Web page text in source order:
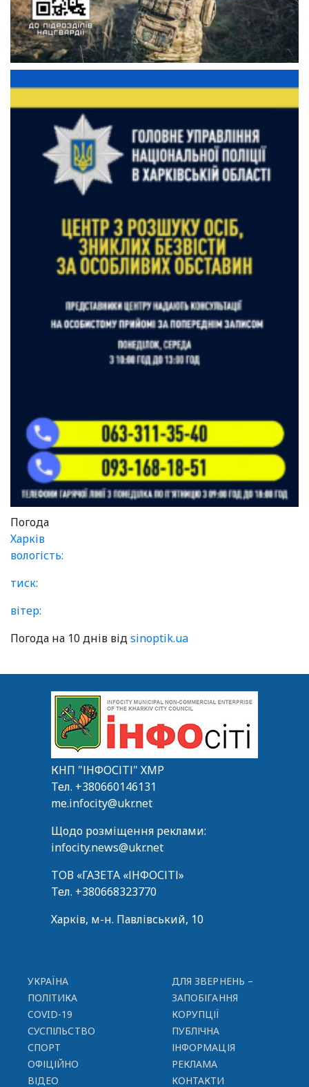
Погода
Харків
вологість:
тиск:
вітер:
Погода на 10 днів відsinoptik.ua
КНП "ІНФОСІТІ" ХМР
Тел. +380660146131
me.infocity@ukr.net
Щодо розміщення реклами:
infocity.news@ukr.net
ТОВ «ГАЗЕТА «ІНФОСІТІ»
Тел. +380668323770
Харків, м-н. Павлівський, 10
УКРАЇНА
ПОЛІТИКА
COVID-19
СУСПІЛЬСТВО
СПОРТ
ОФІЦІЙНО
ВІДЕО
ДЛЯ ЗВЕРНЕНЬ –
ЗАПОБІГАННЯ
КОРУПЦІЇ
ПУБЛІЧНА
ІНФОРМАЦІЯ
РЕКЛАМА
КОНТАКТИ